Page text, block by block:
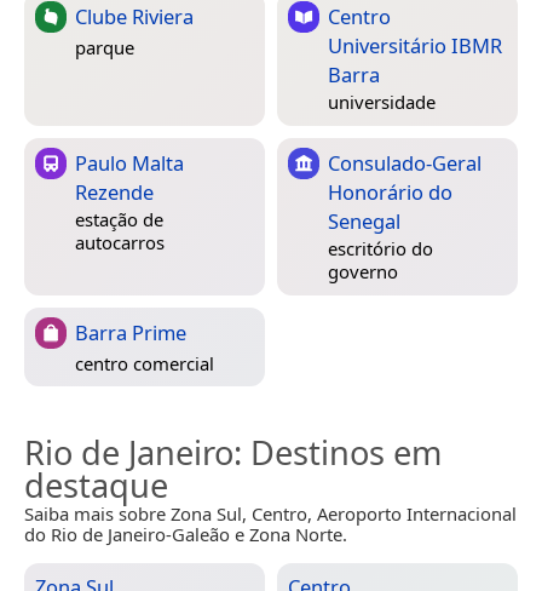
Clube Riviera
parque
Centro
Universitário IBMR
Barra
universidade
Paulo Malta
Rezende
estação de
autocarros
Consulado-Geral
Honorário do
Senegal
escritório do
governo
Barra Prime
centro comercial
Rio de Janeiro: Destinos em
destaque
Saiba mais sobre Zona Sul, Centro, Aeroporto Internacional
do Rio de Janeiro-Galeão e Zona Norte.